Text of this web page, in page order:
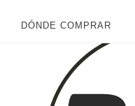
DÓNDE COMPRAR